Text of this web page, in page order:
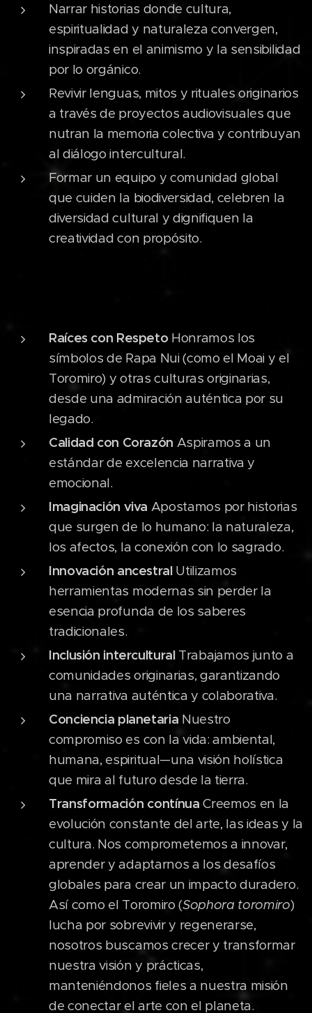
Narrar historias donde cultura,
espiritualidad y naturaleza convergen,
inspiradas en el animismo y la sensibilidad
por lo orgánico.
Revivir lenguas, mitos y rituales originarios
a través de proyectos audiovisuales que
nutran la memoria colectiva y contribuyan
al diálogo intercultural.
Formar un equipo y comunidad global
que cuiden la biodiversidad, celebren la
diversidad cultural y dignifiquen la
creatividad con propósito.
Raíces con Respeto Honramos los
símbolos de Rapa Nui (como el Moai y el
Toromiro) y otras culturas originarias,
desde una admiración auténtica por su
legado.
Calidad con Corazón Aspiramos a un
estándar de excelencia narrativa y
emocional.
Imaginación viva Apostamos por historias
que surgen de lo humano: la naturaleza,
los afectos, la conexión con lo sagrado.
Innovación ancestral Utilizamos
herramientas modernas sin perder la
esencia profunda de los saberes
tradicionales.
Inclusión intercultural Trabajamos junto a
comunidades originarias, garantizando
una narrativa auténtica y colaborativa.
Conciencia planetaria Nuestro
compromiso es con la vida: ambiental,
humana, espiritual—una visión holística
que mira al futuro desde la tierra.
Transformación contínuaCreemos en la
evolución constante del arte, las ideas y la
cultura. Nos comprometemos a innovar,
aprender y adaptarnos a los desafíos
globales para crear un impacto duradero.
Así como el Toromiro (Sophora toromiro)
lucha por sobrevivir y regenerarse,
nosotros buscamos crecer y transformar
nuestra visión y prácticas,
manteniéndonos fieles a nuestra misión
de conectar el arte con el planeta.